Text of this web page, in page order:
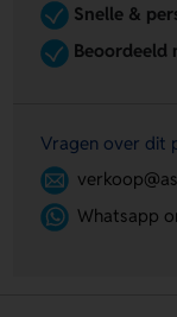
Snelle &
Beoordeeld
Vragen over dit
Whatsapp